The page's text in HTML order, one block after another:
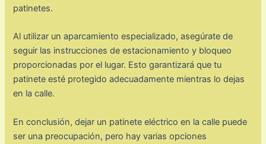
patinetes.
Al utilizar un aparcamiento especializado, asegúrate de
seguir las instrucciones de estacionamiento y bloqueo
proporcionadas por el lugar. Esto garantizará que tu
patinete esté protegido adecuadamente mientras lo dejas
en la calle.
En conclusión, dejar un patinete eléctrico en la calle puede
ser una preocupación, pero hay varias opciones